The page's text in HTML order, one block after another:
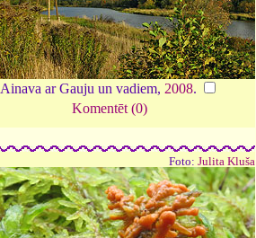
Ainava ar Gauju un vadiem, 2008.
Komentēt (0)
Foto: Julita Kluša